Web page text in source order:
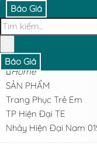
Báo Giá
Báo Giá
Home
SẢN PHẨM
Trang Phục Trẻ Em
TP Hiện Đại TE
Nhảy Hiện Đại Nam